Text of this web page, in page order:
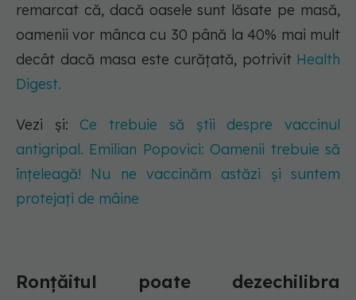
remarcat că, dacă oasele sunt lăsate pe masă,
oamenii vor mânca cu 30 până la 40% mai mult
decât dacă masa este curățată, potrivit Health
Digest.
Vezi și:Ce trebuie să știi despre vaccinul
antigripal. Emilian Popovici: Oamenii trebuie să
înțeleagă! Nu ne vaccinăm astăzi și suntem
protejați de mâine
Ronțăitul poate dezechilibra